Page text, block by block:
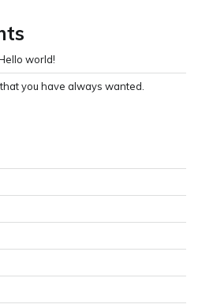
world!
you have always wanted.